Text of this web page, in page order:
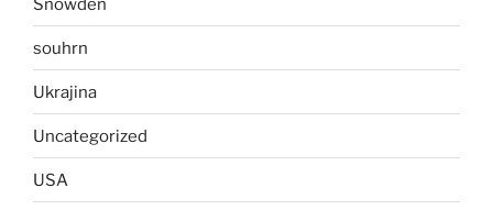
Snowden
souhrn
Ukrajina
Uncategorized
USA